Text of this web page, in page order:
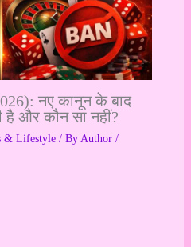
नए कानून के बाद
और कौन सा नहीं?
& Lifestyle/ By Author /